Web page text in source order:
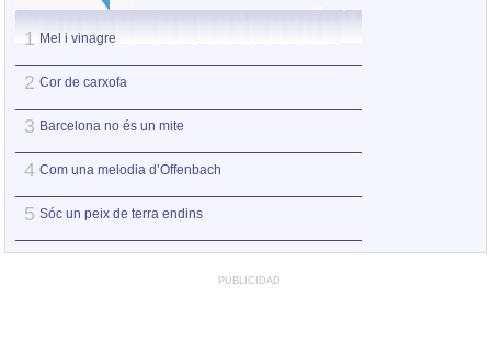
1 Mel i vinagre
2 Cor de carxofa
3 Barcelona no és un mite
4 Com una melodia d’Offenbach
5 Sóc un peix de terra endins
PUBLICIDAD